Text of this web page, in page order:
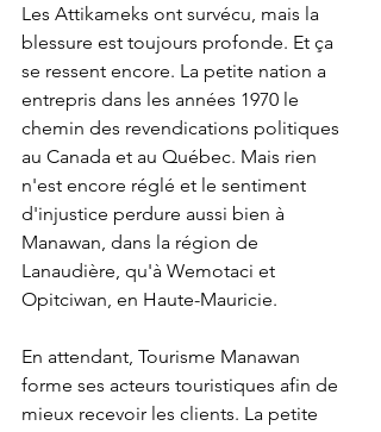
Les Attikameks ont survécu, mais la
blessure est toujours profonde. Et ça
se ressent encore. La petite nation a
entrepris dans les années 1970 le
chemin des revendications politiques
au Canada et au Québec. Mais rien
n'est encore réglé et le sentiment
d'injustice perdure aussi bien à
Manawan, dans la région de
Lanaudière, qu'à Wemotaci et
Opitciwan, en Haute-Mauricie.
En attendant, Tourisme Manawan
forme ses acteurs touristiques afin de
mieux recevoir les clients. La petite